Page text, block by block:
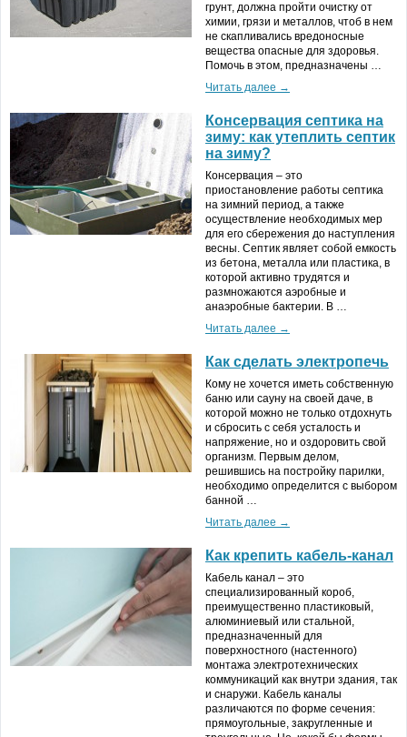
грунт, должна пройти очистку от
химии, грязи и металлов, чтоб в нем
не скапливались вредоносные
вещества опасные для здоровья.
Помочь в этом, предназначены …
Читать далее →
Консервация септика на
зиму: как утеплить септик
на зиму?
Консервация – это
приостановление работы септика
на зимний период, а также
осуществление необходимых мер
для его сбережения до наступления
весны. Септик являет собой емкость
из бетона, металла или пластика, в
которой активно трудятся и
размножаются аэробные и
анаэробные бактерии. В …
Читать далее →
Как сделать электропечь
Кому не хочется иметь собственную
баню или сауну на своей даче, в
которой можно не только отдохнуть
и сбросить с себя усталость и
напряжение, но и оздоровить свой
организм. Первым делом,
решившись на постройку парилки,
необходимо определится с выбором
банной …
Читать далее →
Как крепить кабель-канал
Кабель канал – это
специализированный короб,
преимущественно пластиковый,
алюминиевый или стальной,
предназначенный для
поверхностного (настенного)
монтажа электротехнических
коммуникаций как внутри здания, так
и снаружи. Кабель каналы
различаются по форме сечения:
прямоугольные, закругленные и